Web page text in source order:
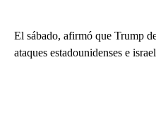
El sábado, afirmó que Trump
ataques estadounidenses e